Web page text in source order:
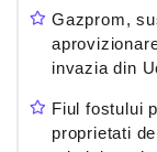
Gazprom,
invazia din
Fiul fostului
proprietati